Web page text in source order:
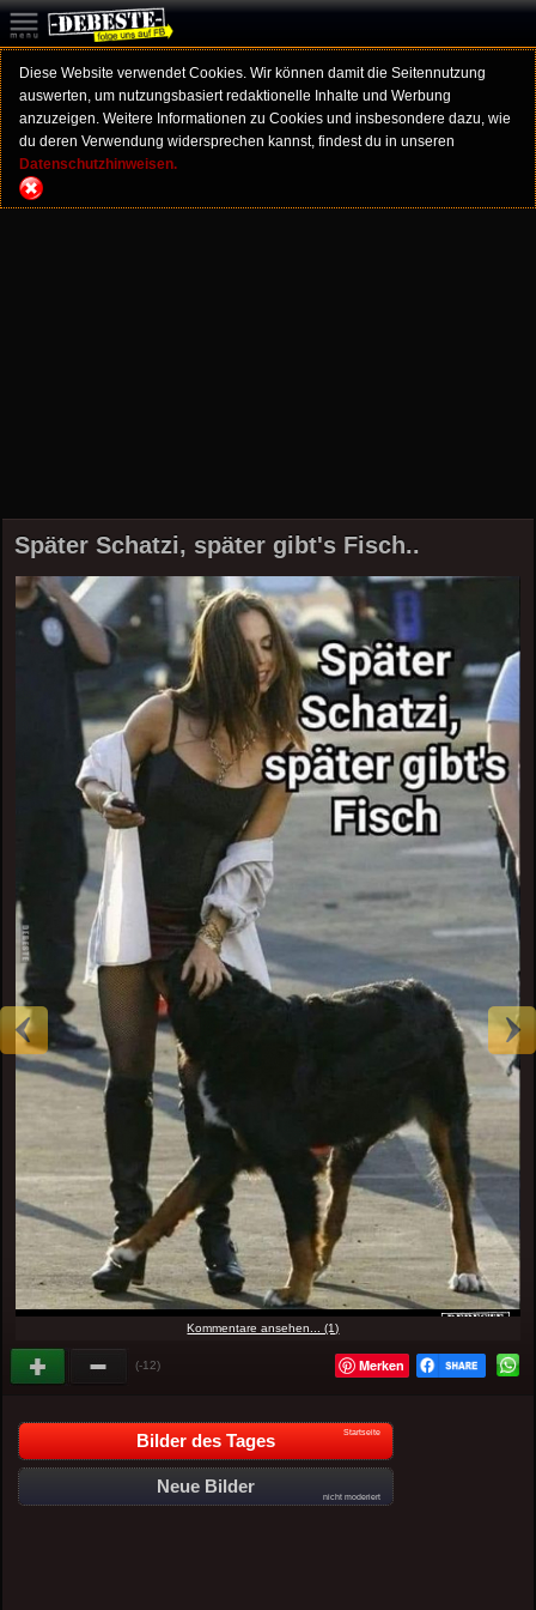
Diese Website verwendet Cookies. Wir können damit die Seitennutzung
auswerten, um nutzungsbasiert redaktionelle Inhalte und Werbung
anzuzeigen. Weitere Informationen zu Cookies und insbesondere dazu, wie
du deren Verwendung widersprechen kannst, findest du in unseren
Datenschutzhinweisen.
Später Schatzi, später gibt's Fisch..
Kommentare ansehen... (1)
(-12) Merken
Bilder des Tages Startseite
Neue Bilder
nicht moderiert